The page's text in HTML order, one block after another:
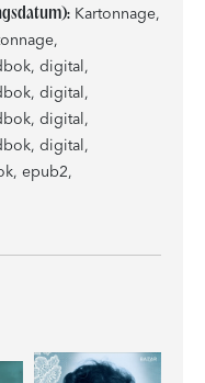
Kartonnage,
digital,
digital,
digital,
digital,
epub2,